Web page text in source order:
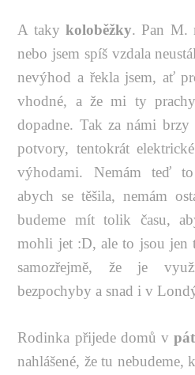
A takykoloběžky. Pan M.
nebo jsem spíš vzdala
nevýhod a řekla jsem, ať
vhodné, a že mi ty
dopadne. Tak za námi
potvory, tentokrát
výhodami. Nemám teď to
abych se těšila, nemám
budeme mít tolik času,
mohli jet :D, ale to jsou jen
samozřejmě, že je
bezpochyby a snad i v
Rodinka přijede domů v
nahlášené, že tu